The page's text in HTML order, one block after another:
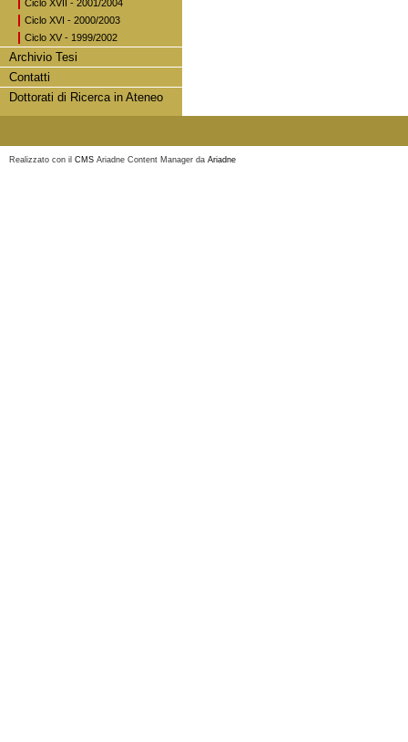
Ciclo XVII - 2001/2004
Ciclo XVI - 2000/2003
Ciclo XV - 1999/2002
Archivio Tesi
Contatti
Dottorati di Ricerca in Ateneo
Realizzato con il CMS Ariadne Content Manager da Ariadne